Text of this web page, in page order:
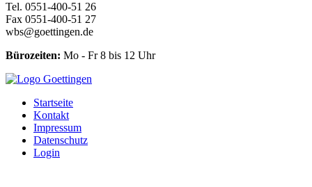
Tel. 0551-400-51 26
Fax 0551-400-51 27
wbs@goettingen.de
Bürozeiten: Mo - Fr 8 bis 12 Uhr
Startseite
Kontakt
Impressum
Datenschutz
Login